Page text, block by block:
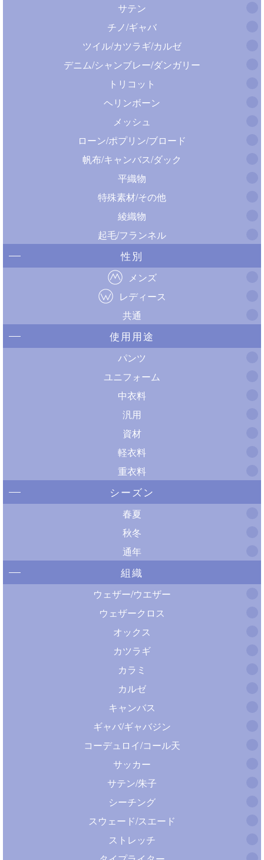
サテン
チノ/ギャバ
ツイル/カツラギ/カルゼ
デニム/シャンブレー/ダンガリー
トリコット
ヘリンボーン
メッシュ
ローン/ポプリン/ブロード
帆布/キャンバス/ダック
平織物
特殊素材/その他
綾織物
起毛/フランネル
性別
メンズ
レディース
共通
使用用途
パンツ
ユニフォーム
中衣料
汎用
資材
軽衣料
重衣料
シーズン
春夏
秋冬
通年
組織
ウェザー/ウエザー
ウェザークロス
オックス
カツラギ
カラミ
カルゼ
キャンバス
ギャバ/ギャバジン
コーデュロイ/コール天
サッカー
サテン/朱子
シーチング
スウェード/スエード
ストレッチ